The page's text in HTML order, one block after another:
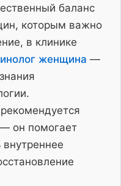
баланс
которым важно
в клинике
женщина —
— он помогает